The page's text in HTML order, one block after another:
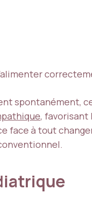
spontanément,
,
face à tout